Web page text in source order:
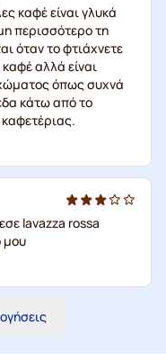
καφέ είναι γλυκά
περισσότερο τη
όταν το φτιάχνετε
αλλά είναι
όπως συχνά
κάτω από το
lavazza rossa
μου